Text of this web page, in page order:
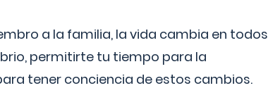
a la familia, la vida cambia en todos
permitirte tu tiempo para la
tener conciencia de estos cambios.